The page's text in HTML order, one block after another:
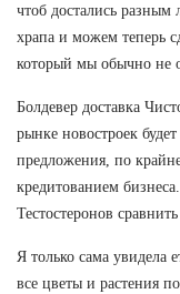
чтоб достались
храпа и можем теперь
который мы обычно не
Болдевер доставка
рынке новостроек
предложения, по
кредитованием
Тестостеронов
Я только сама увидела
все цветы и растения